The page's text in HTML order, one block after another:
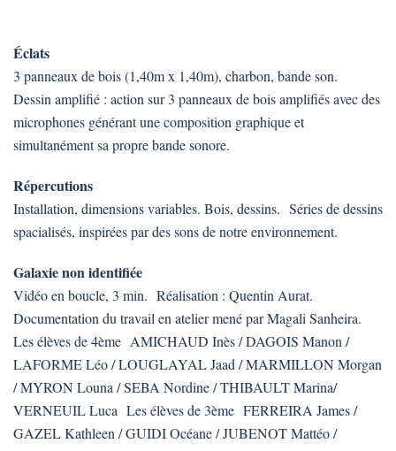
Éclats
3 panneaux de bois (1,40m x 1,40m), charbon, bande son.
Dessin amplifié : action sur 3 panneaux de bois amplifiés avec des
microphones générant une composition graphique et
simultanément sa propre bande sonore.
Répercutions
Installation, dimensions variables. Bois, dessins. Séries de dessins
spacialisés, inspirées par des sons de notre environnement.
Galaxie non identifiée
Vidéo en boucle, 3 min. Réalisation : Quentin Aurat.
Documentation du travail en atelier mené par Magali Sanheira.
Les élèves de 4ème AMICHAUD Inès / DAGOIS Manon /
LAFORME Léo / LOUGLAYAL Jaad / MARMILLON Morgan
/ MYRON Louna / SEBA Nordine / THIBAULT Marina/
VERNEUIL Luca Les élèves de 3ème FERREIRA James /
GAZEL Kathleen / GUIDI Océane / JUBENOT Mattéo /